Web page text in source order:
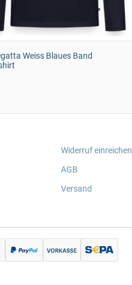
Weiss Blaues Band
Widerruf einreichen
AGB
Versand